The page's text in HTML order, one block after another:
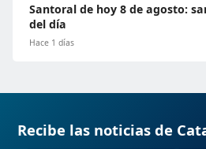
Santoral de hoy 8 de agosto:
del día
Hace 1 días
Recibe las noticias de